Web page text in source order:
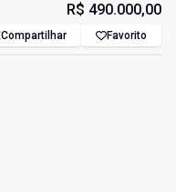
R$ 490.000,00
Compartilhar Favorito